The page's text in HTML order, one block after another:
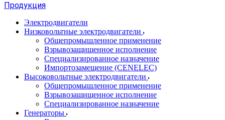
Продукция
Электродвигатели
Низковольтные электродвигатели
Общепромышленное применение
Взрывозащищенное исполнение
Специализированное назначение
Импортозамещение (CENELEC)
Высоковольтные электродвигатели
Общепромышленное применение
Взрывозащищенное исполнение
Специализированное назначение
Генераторы